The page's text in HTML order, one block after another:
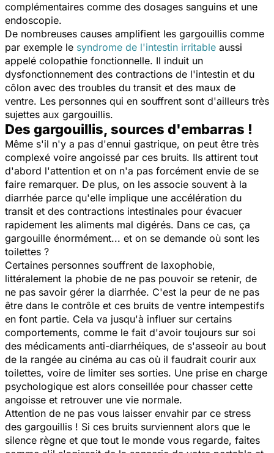
complémentaires comme des dosages sanguins et une
endoscopie.
De nombreuses causes amplifient les gargouillis comme
par exemple le syndrome de l'intestin irritable aussi
appelé colopathie fonctionnelle. Il induit un
dysfonctionnement des contractions de l'intestin et du
côlon avec des troubles du transit et des maux de
ventre. Les personnes qui en souffrent sont d'ailleurs très
sujettes aux gargouillis.
Des gargouillis, sources d'embarras !
Même s'il n'y a pas d'ennui gastrique, on peut être très
complexé voire angoissé par ces bruits. Ils attirent tout
d'abord l'attention et on n'a pas forcément envie de se
faire remarquer. De plus, on les associe souvent à la
diarrhée parce qu'elle implique une accélération du
transit et des contractions intestinales pour évacuer
rapidement les aliments mal digérés. Dans ce cas, ça
gargouille énormément... et on se demande où sont les
toilettes ?
Certaines personnes souffrent de laxophobie,
littéralement la phobie de ne pas pouvoir se retenir, de
ne pas savoir gérer la diarrhée. C'est la peur de ne pas
être dans le contrôle et ces bruits de ventre intempestifs
en font partie. Cela va jusqu'à influer sur certains
comportements, comme le fait d'avoir toujours sur soi
des médicaments anti-diarrhéiques, de s'asseoir au bout
de la rangée au cinéma au cas où il faudrait courir aux
toilettes, voire de limiter ses sorties. Une prise en charge
psychologique est alors conseillée pour chasser cette
angoisse et retrouver une vie normale.
Attention de ne pas vous laisser envahir par ce stress
des gargouillis ! Si ces bruits surviennent alors que le
silence règne et que tout le monde vous regarde, faites